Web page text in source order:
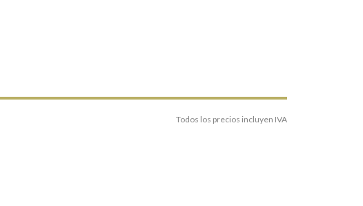
Todos los precios incluyen IVA